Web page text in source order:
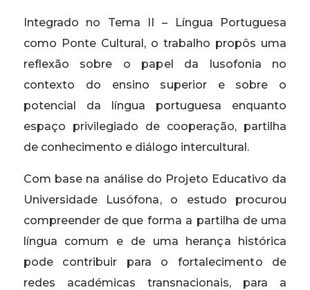
Integrado no Tema II – Língua Portuguesa
como Ponte Cultural, o trabalho propôs uma
reflexão sobre o papel da lusofonia no
contexto do ensino superior e sobre o
potencial da língua portuguesa enquanto
espaço privilegiado de cooperação, partilha
de conhecimento e diálogo intercultural.
Com base na análise do Projeto Educativo da
Universidade Lusófona, o estudo procurou
compreender de que forma a partilha de uma
língua comum e de uma herança histórica
pode contribuir para o fortalecimento de
redes académicas transnacionais, para a